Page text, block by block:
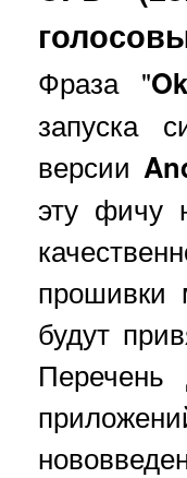
Фраза "
запуска
версии
эту фичу
прошивки
будут
Перечень